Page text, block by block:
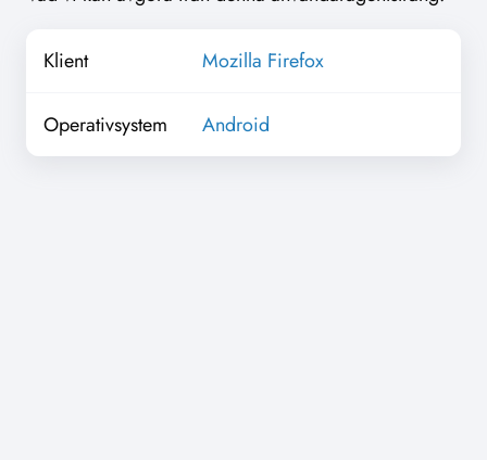
Klient Mozilla Firefox
Operativsystem Android